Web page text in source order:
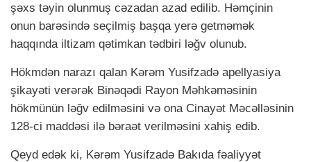
şəxs təyin olunmuş cəzadan azad edilib. Həmçinin
onun barəsində seçilmiş başqa yerə getməmək
haqqında iltizam qətimkan tədbiri ləğv olunub.
Hökmdən narazı qalan Kərəm Yusifzadə apellyasiya
şikayəti verərək Binəqədi Rayon Məhkəməsinin
hökmünün ləğv edilməsini və ona Cinayət Məcəlləsinin
128-ci maddəsi ilə bəraət verilməsini xahiş edib.
Qeyd edək ki, Kərəm Yusifzadə Bakıda fəaliyyət